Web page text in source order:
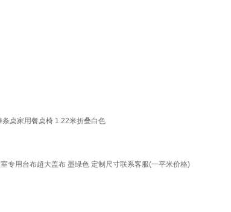
桌家用餐桌椅 1.22米折叠白色
专用台布超大盖布 墨绿色 定制尺寸联系客服(一平米价格)